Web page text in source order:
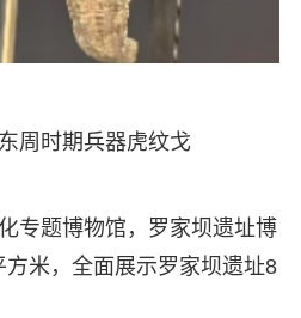
周时期兵器虎纹戈
专题博物馆，罗家坝遗址博
米，全面展示罗家坝遗址8